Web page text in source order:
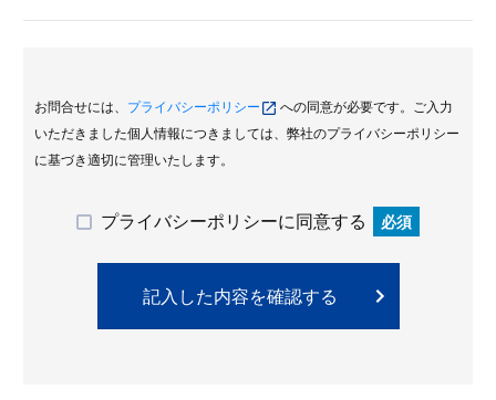
お問合せには、 プライバシーポリシー
への同意が必要です。ご入力
いただきました個人情報につきましては、弊社のプライバシーポリシー
に基づき適切に管理いたします。
プライバシーポリシーに同意する 必須